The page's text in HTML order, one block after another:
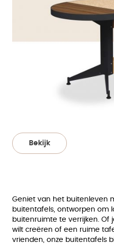
Bekijk
Geniet van het buitenleven
buitentafels, ontworpen om
buitenruimte te verrijken. Of
wilt creëren of een ruime
vrienden, onze buitentafels